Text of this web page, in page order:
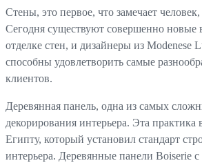
Стены, это первое, что замечает
Сегодня существуют совершенно новые
отделке стен, и дизайнеры из Modenese
способны удовлетворить самые
клиентов.
Деревянная панель, одна из самых
декорирования интерьера. Эта практика
Египту, который установил стандарт
интерьера. Деревянные панели Boiserie с